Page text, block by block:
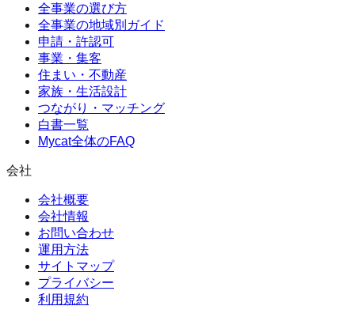
全事業の選び方
全事業の地域別ガイド
申請・許認可
事業・集客
住まい・不動産
家族・生活設計
つながり・マッチング
白書一覧
Mycat全体のFAQ
会社
会社概要
会社情報
お問い合わせ
運用方法
サイトマップ
プライバシー
利用規約